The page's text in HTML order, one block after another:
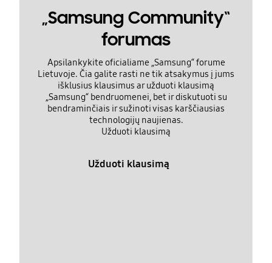
„Samsung Community“
forumas
Apsilankykite oficialiame „Samsung“ forume
Lietuvoje. Čia galite rasti ne tik atsakymus į jums
išklusius klausimus ar užduoti klausimą
„Samsung“ bendruomenei, bet ir diskutuoti su
bendraminčiais ir sužinoti visas karščiausias
technologijų naujienas.
Užduoti klausimą
Užduoti klausimą